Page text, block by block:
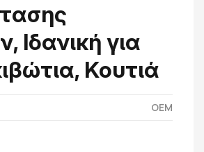
για
Κουτιά
OEM